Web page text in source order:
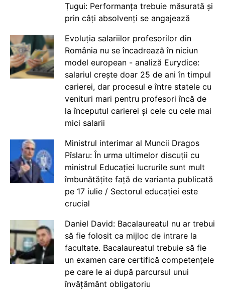
Țugui: Performanța trebuie măsurată și
prin câți absolvenți se angajează
Evoluția salariilor profesorilor din
România nu se încadrează în niciun
model european - analiză Eurydice:
salariul crește doar 25 de ani în timpul
carierei, dar procesul e între statele cu
venituri mari pentru profesori încă de
la începutul carierei și cele cu cele mai
mici salarii
Ministrul interimar al Muncii Dragos
Pîslaru: În urma ultimelor discuții cu
ministrul Educației lucrurile sunt mult
îmbunătățite față de varianta publicată
pe 17 iulie / Sectorul educației este
crucial
Daniel David: Bacalaureatul nu ar trebui
să fie folosit ca mijloc de intrare la
facultate. Bacalaureatul trebuie să fie
un examen care certifică competențele
pe care le ai după parcursul unui
învățământ obligatoriu